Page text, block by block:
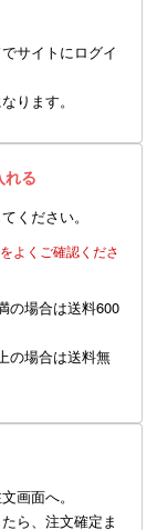
サイトにログイ
ります。
れる
ください。
よくご確認くださ
の場合は送料600
の場合は送料無
画面へ。
ら、注文確定ま